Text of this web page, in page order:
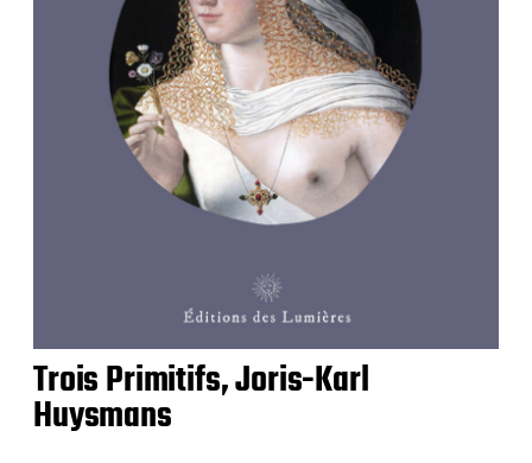
Trois Primitifs, Joris-Karl
Huysmans